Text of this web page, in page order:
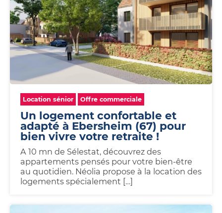
Location sénior Offre commerciale
Un logement confortable et
adapté à Ebersheim (67) pour
bien vivre votre retraite !
A 10 mn de Sélestat, découvrez des
appartements pensés pour votre bien-être
au quotidien. Néolia propose à la location des
logements spécialement […]